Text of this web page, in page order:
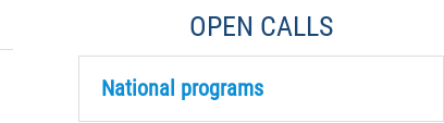
OPEN CALLS
National programs